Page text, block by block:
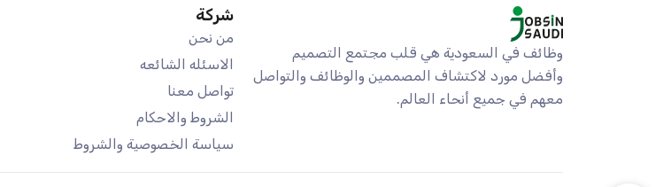
وظائف في السعودية هي قلب مجتمع التصميم
وأفضل مورد لاكتشاف المصممين والوظائف والتواصل
معهم في جميع أنحاء العالم.
شركة
من نحن
الاسئله الشائعه
تواصل معنا
الشروط والاحكام
سياسة الخصوصية والشروط